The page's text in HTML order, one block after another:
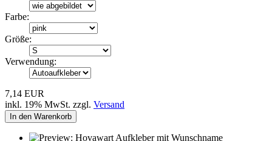
Farbe:
Größe:
Verwendung:
7,14 EUR
inkl. 19% MwSt. zzgl. Versand
In den Warenkorb